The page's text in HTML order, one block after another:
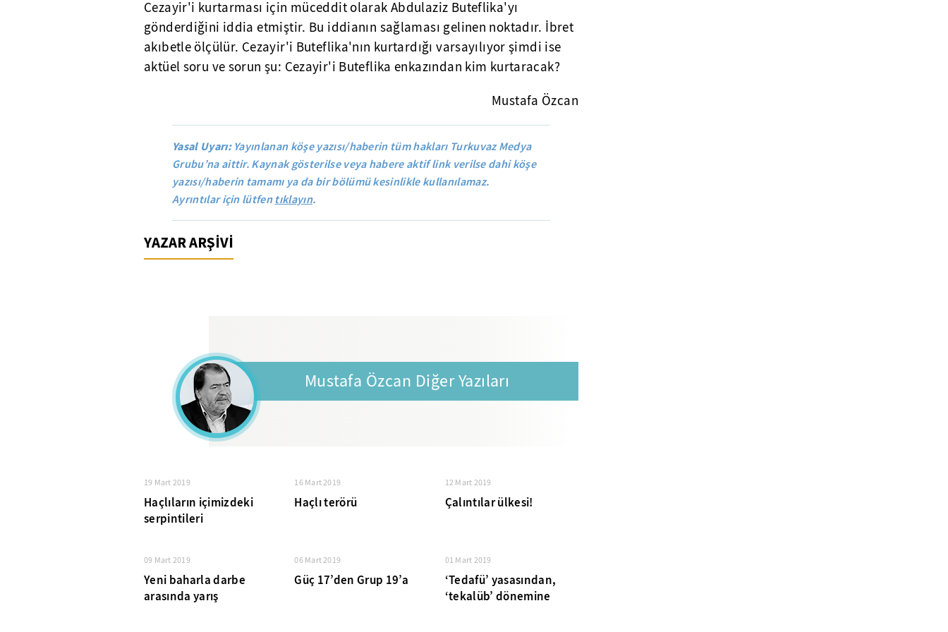
Cezayir'i kurtarması için müceddit olarak Abdulaziz Buteflika'yı
gönderdiğini iddia etmiştir. Bu iddianın sağlaması gelinen noktadır. İbret
akıbetle ölçülür. Cezayir'i Buteflika'nın kurtardığı varsayılıyor şimdi ise
aktüel soru ve sorun şu: Cezayir'i Buteflika enkazından kim kurtaracak?
Mustafa Özcan
Yasal Uyarı: Yayınlanan köşe yazısı/haberin tüm hakları Turkuvaz Medya
Grubu’na aittir. Kaynak gösterilse veya habere aktif link verilse dahi köşe
yazısı/haberin tamamı ya da bir bölümü kesinlikle kullanılamaz.
Ayrıntılar için lütfentıklayın.
YAZAR ARŞİVİ
Mustafa Özcan Diğer Yazıları
19 Mart 2019
Haçlıların içimizdeki
serpintileri
16 Mart 2019
Haçlı terörü
12 Mart 2019
Çalıntılar ülkesi!
09 Mart 2019
Yeni baharla darbe
arasında yarış
06 Mart 2019
Güç 17’den Grup 19’a
01 Mart 2019
‘Tedafü’ yasasından,
‘tekalüb’ dönemine